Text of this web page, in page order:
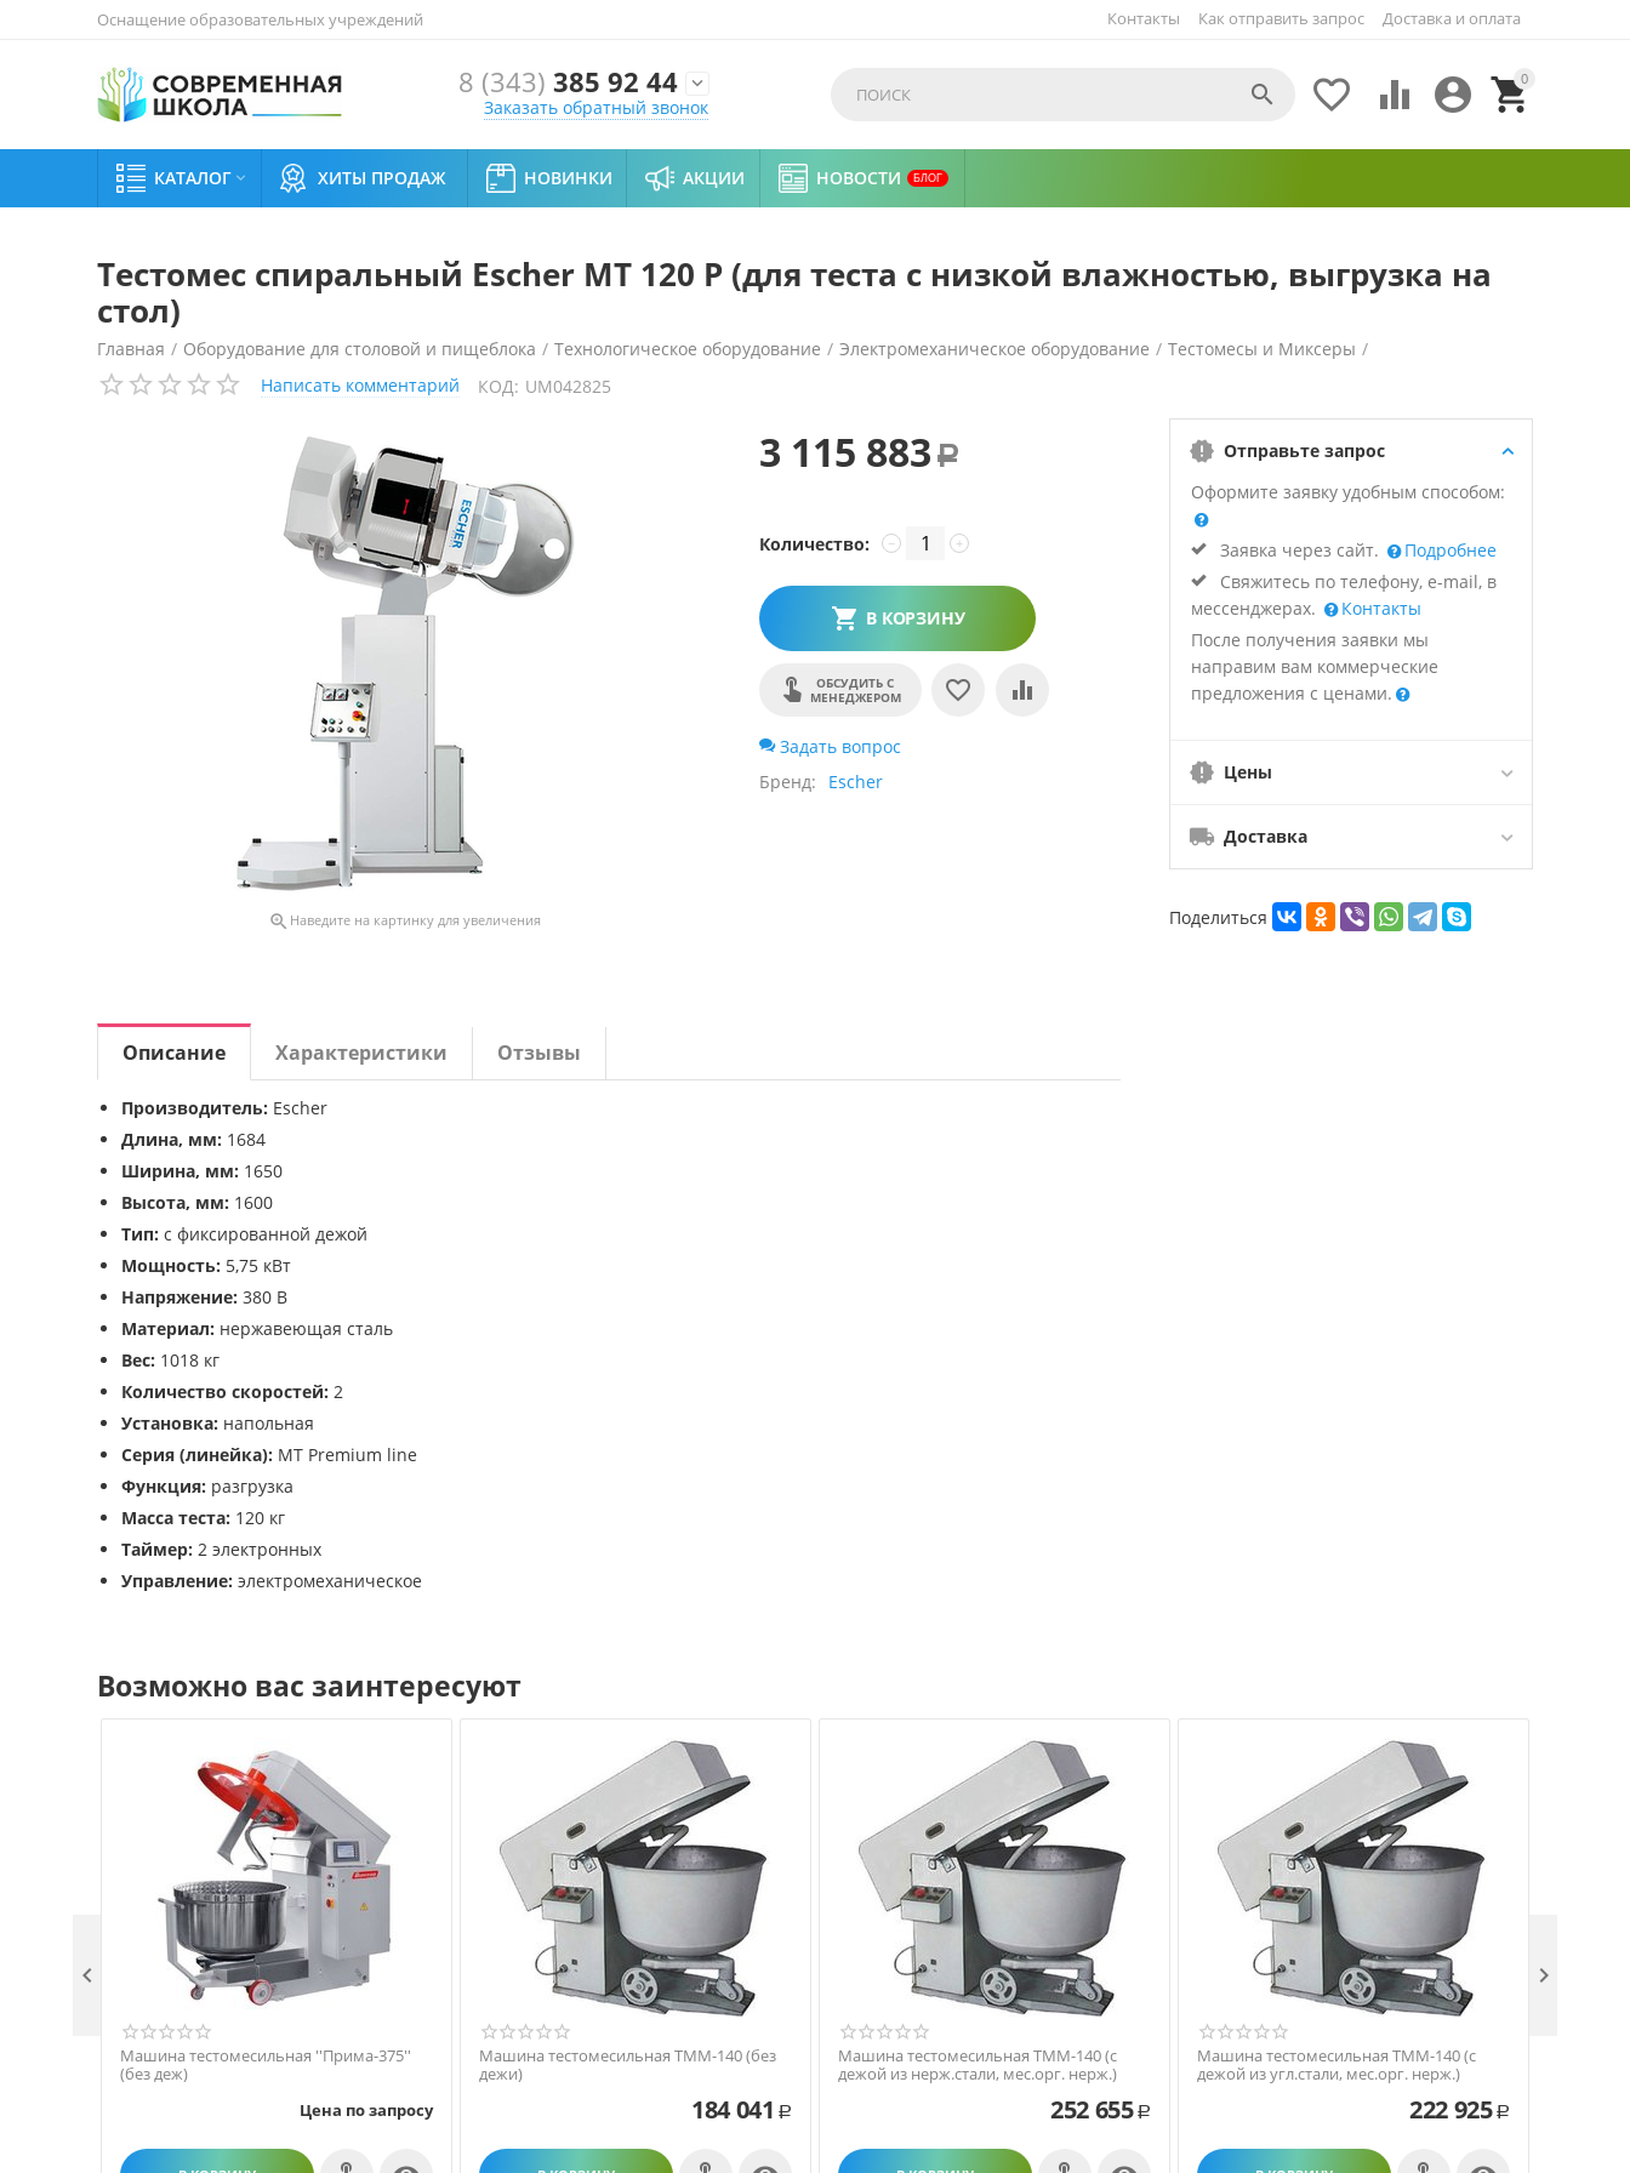
Оснащение образовательных учреждений Как отправить запрос Доставка и оплата
Контакты
8 (343) 385 92 44 
Заказать обратный звонок
0


 

КАТАЛОГ  ХИТЫ ПРОДАЖ НОВИНКИ АКЦИИ НОВОСТИ БЛОГ
Тестомес спиральный Escher MT 120 P (для теста с низкой влажностью, выгрузка на
стол)
Главная / Оборудование для столовой и пищеблока / Технологическое оборудование / Электромеханическое оборудование / Тестомесы и Миксеры /
Тестомес спиральный Escher MT 120 P (для теста с низкой влажностью, выгрузка на стол)
Написать комментарий КОД: UM042825
 Наведите на картинку для увеличения
3 115 883 Р
Количество: +
−
В КОРЗИНУ
ОБСУДИТЬ С
МЕНЕДЖЕРОМ
Задать вопрос
Бренд
Escher
Отправьте запрос
Оформите заявку удобным способом:
Заявка через сайт.
Подробнее
Свяжитесь по телефону, e-mail, в
мессенджерах.
Контакты
После получения заявки мы
направим вам коммерческие
предложения с ценами.
Цены
Доставка
Поделиться
Описание Характеристики Отзывы
Производитель: Escher
Длина, мм: 1684
Ширина, мм: 1650
Высота, мм: 1600
Тип: с фиксированной дежой
Мощность: 5,75 кВт
Напряжение: 380 В
Материал: нержавеющая сталь
Вес: 1018 кг
Количество скоростей: 2
Установка: напольная
Серия (линейка): MT Premium line
Функция: разгрузка
Масса теста: 120 кг
Таймер: 2 электронных
Управление: электромеханическое
Возможно вас заинтересуют
Машина тестомесильная ''Прима-375''
(без деж)
Цена по запросу
Машина тестомесильная ТММ-140 (без
дежи)
184 041 Р
Машина тестомесильная ТММ-140 (с
дежой из нерж.стали, мес.орг. нерж.)
252 655 Р
Машина тестомесильная ТММ-140 (с
дежой из угл.стали, мес.орг. нерж.)
222 925 Р
 